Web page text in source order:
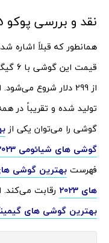
نقد و بررسی پوکو X5 پرو
همانطور که قبلاً اشاره
از 299 دلار شروع
تولید شده و تقریباً در
گوشی را می‌توان یکی از
گوشی های شیائومی 2023
فهرستبهترین گوشی های
های 2023
رقابت
بهترین گوشی های گیمینگ